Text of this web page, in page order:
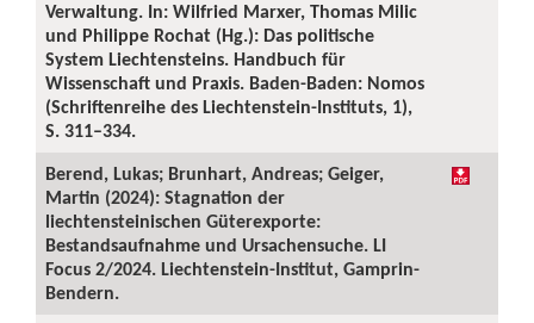
Verwaltung. In: Wilfried Marxer, Thomas Milic
und Philippe Rochat (Hg.): Das politische
System Liechtensteins. Handbuch für
Wissenschaft und Praxis. Baden-Baden: Nomos
(Schriftenreihe des Liechtenstein-Instituts, 1),
S. 311–334.
Berend, Lukas; Brunhart, Andreas; Geiger,
Martin (2024): Stagnation der
liechtensteinischen Güterexporte:
Bestandsaufnahme und Ursachensuche. LI
Focus 2/2024. Liechtenstein-Institut, Gamprin-
Bendern.